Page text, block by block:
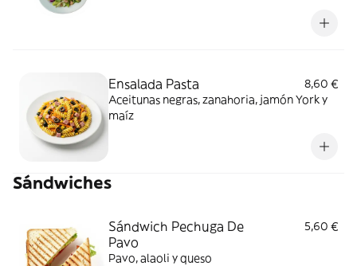
Ensalada Pasta
8,60 €
Aceitunas negras, zanahoria, jamón York y
maíz
Sándwiches
Sándwich Pechuga De
Pavo
5,60 €
Pavo, alaoli y queso